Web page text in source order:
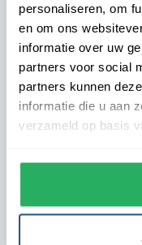
personaliseren, om
en om ons
informatie over uw
partners voor social
partners kunnen
informatie die u aan
verzameld op basis
Onze gasten
ervaren. De vlaggen
toon. Dankzij de
verzorgd en
samenwerking.